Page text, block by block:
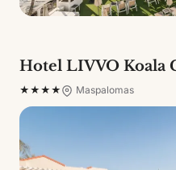
Hotel LIVVO Koala
★★★★ Maspalomas